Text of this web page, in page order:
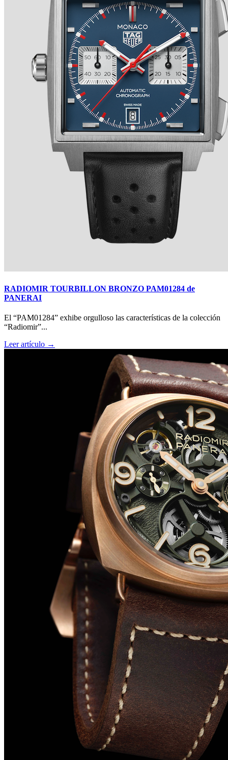
TRADITION SECONDE RÉTROGRADE 7037 de
Big Bang Sapphire Sky Blue de Hublot
RADIOMIR TOURBILLON BRONZO PAM01284 de
PANERAI
El “PAM01284” exhibe orgulloso las características de la colección
“Radiomir”...
Leer artículo →